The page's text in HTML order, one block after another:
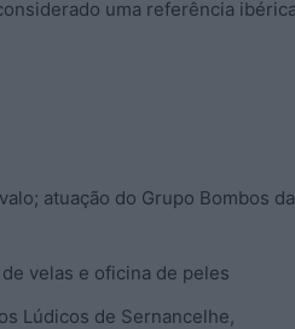
uma referência
atuação do Grupo Bombos da
velas e oficina de peles
Lúdicos de Sernancelhe,